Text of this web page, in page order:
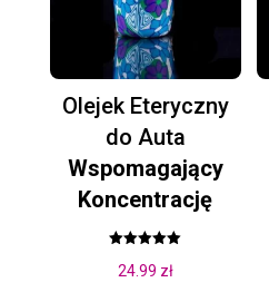
Olejek Eteryczny
do Auta
Wspomagający
Koncentrację
5.00
24.99 zł